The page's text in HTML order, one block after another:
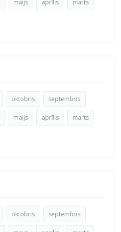
maijs aprīlis marts
oktobris septembris
maijs aprīlis marts
oktobris septembris